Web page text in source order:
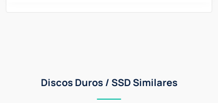
Discos Duros / SSD Similares